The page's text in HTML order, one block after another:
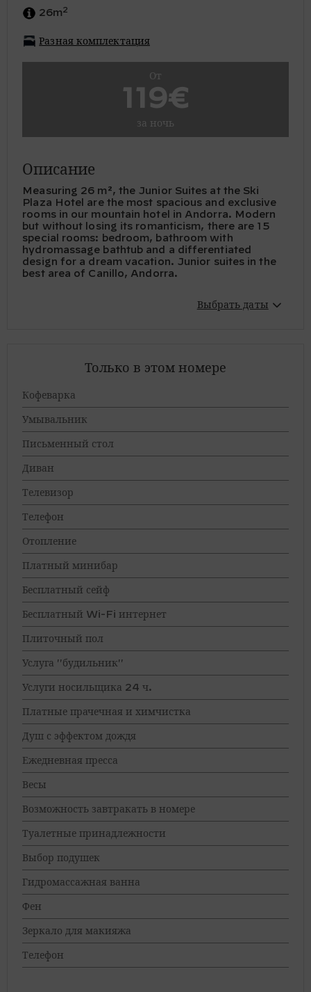
26m 2
Разная комплектация
От
119€
за ночь
Описание
Measuring 26 m², the Junior Suites at the Ski
Plaza Hotel are the most spacious and exclusive
rooms in our mountain hotel in Andorra. Modern
but without losing its romanticism, there are 15
special rooms: bedroom, bathroom with
hydromassage bathtub and a differentiated
design for a dream vacation. Junior suites in the
best area of ​​Canillo, Andorra.
Выбрать даты
Только в этом номере
Кофеварка
Умывальник
Письменный стол
Диван
Телевизор
Телефон
Отопление
Платный минибар
Бесплатный сейф
Бесплатный Wi-Fi интернет
Плиточный пол
Услуга "будильник"
Услуги носильщика 24 ч.
Платные прачечная и химчистка
Душ с эффектом дождя
Ежедневная пресса
Весы
Возможность завтракать в номере
Туалетные принадлежности
Выбор подушек
Гидромассажная ванна
Фен
Зеркало для макияжа
Телефон